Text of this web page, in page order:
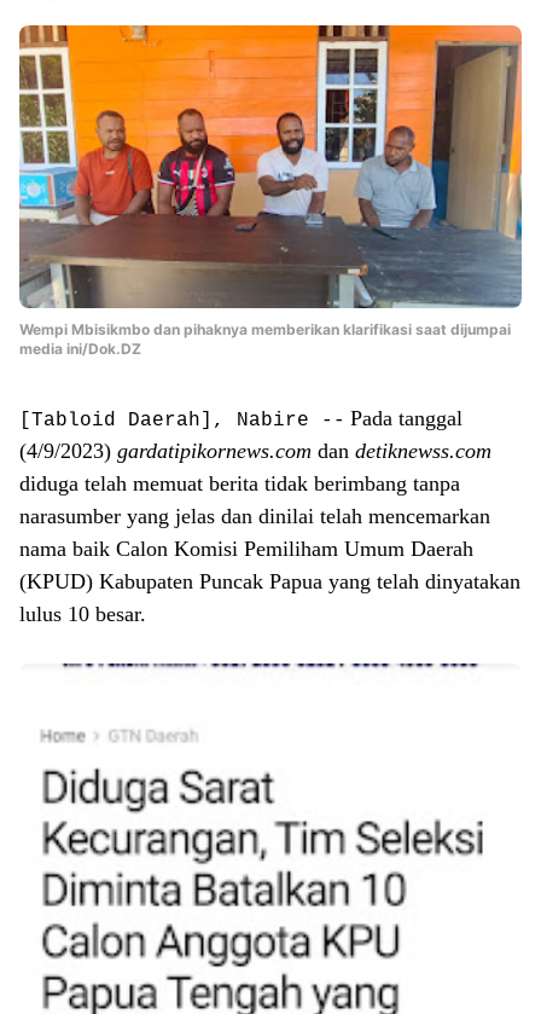
Wempi Mbisikmbo dan pihaknya memberikan klarifikasi saat dijumpai
media ini/Dok.DZ
[Tabloid Daerah], Nabire -- Pada tanggal
(4/9/2023) gardatipikornews.com dan detiknewss.com
diduga telah memuat berita tidak berimbang tanpa
narasumber yang jelas dan dinilai telah mencemarkan
nama baik Calon Komisi Pemiliham Umum Daerah
(KPUD) Kabupaten Puncak Papua yang telah dinyatakan
lulus 10 besar.